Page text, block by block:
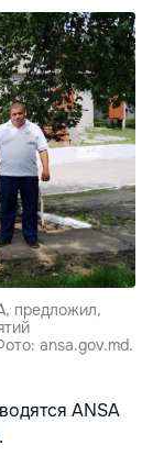
предложил,
ansa.gov.md.
ANSA
.